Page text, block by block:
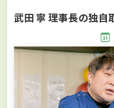
武田 寧 理事長の独自